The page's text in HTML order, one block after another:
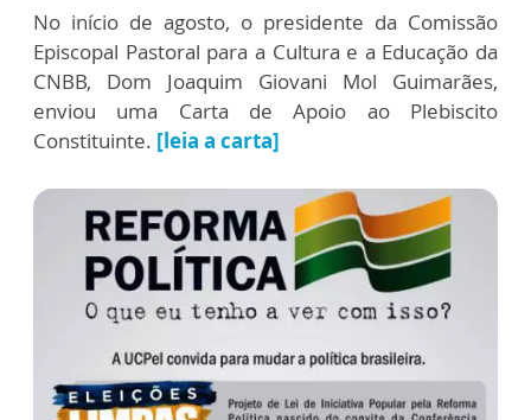
No início de agosto, o presidente da Comissão
Episcopal Pastoral para a Cultura e a Educação da
CNBB, Dom Joaquim Giovani Mol Guimarães,
enviou uma Carta de Apoio ao Plebiscito
Constituinte. [leia a carta]